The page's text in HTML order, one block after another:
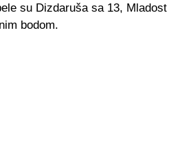
su Dizdaruša sa 13,
bodom.